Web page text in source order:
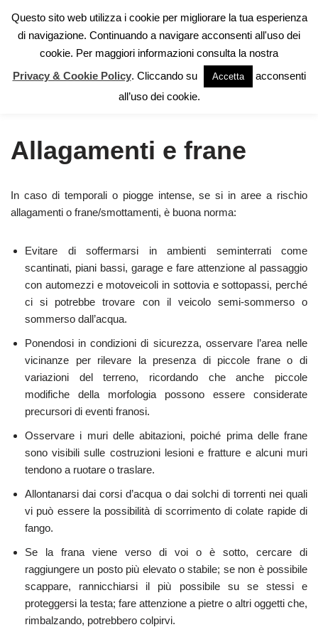
Vai
contenuto
»Rischio idrogeologico-idraulico
Allagamenti e frane
In caso di temporali o piogge intense, se si in aree a rischio
allagamenti o frane/smottamenti, è buona norma:
Evitare di soffermarsi in ambienti seminterrati come
scantinati, piani bassi, garage e fare attenzione al passaggio
con automezzi e motoveicoli in sottovia e sottopassi, perché
ci si potrebbe trovare con il veicolo semi-sommerso o
sommerso dall’acqua.
Ponendosi in condizioni di sicurezza, osservare l’area nelle
vicinanze per rilevare la presenza di piccole frane o di
variazioni del terreno, ricordando che anche piccole
modifiche della morfologia possono essere considerate
precursori di eventi franosi.
Osservare i muri delle abitazioni, poiché prima delle frane
sono visibili sulle costruzioni lesioni e fratture e alcuni muri
tendono a ruotare o traslare.
Allontanarsi dai corsi d’acqua o dai solchi di torrenti nei quali
vi può essere la possibilità di scorrimento di colate rapide di
fango.
Se la frana viene verso di voi o è sotto, cercare di
raggiungere un posto più elevato o stabile; se non è possibile
scappare, rannicchiarsi il più possibile su se stessi e
proteggersi la testa; fare attenzione a pietre o altri oggetti che,
rimbalzando, potrebbero colpirvi.
Questo sito web utilizza i cookie per migliorare la tua esperienza
di navigazione. Continuando a navigare acconsenti all'uso dei
cookie. Per maggiori informazioni consulta la nostra
Privacy & Cookie Policy. Cliccando su Accetta
acconsenti
all’uso dei cookie.